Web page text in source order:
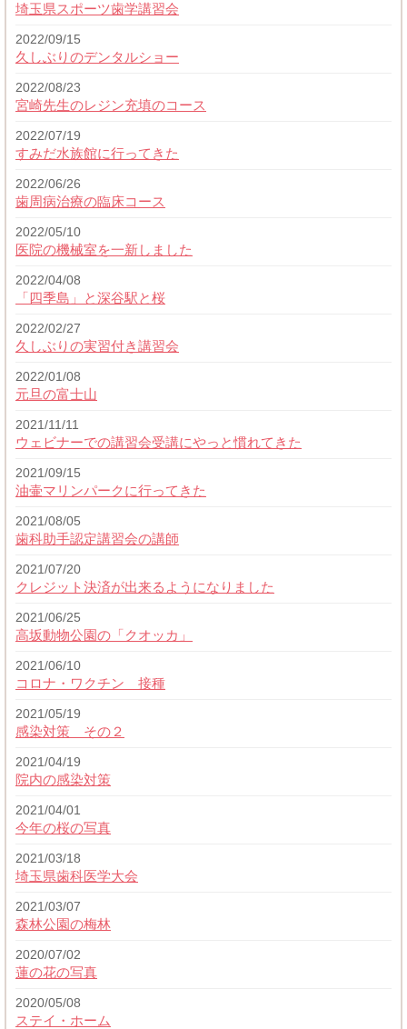
埼玉県スポーツ歯学講習会
2022/09/15
久しぶりのデンタルショー
2022/08/23
宮崎先生のレジン充填のコース
2022/07/19
すみだ水族館に行ってきた
2022/06/26
歯周病治療の臨床コース
2022/05/10
医院の機械室を一新しました
2022/04/08
「四季島」と深谷駅と桜
2022/02/27
久しぶりの実習付き講習会
2022/01/08
元旦の富士山
2021/11/11
ウェビナーでの講習会受講にやっと慣れてきた
2021/09/15
油壷マリンパークに行ってきた
2021/08/05
歯科助手認定講習会の講師
2021/07/20
クレジット決済が出来るようになりました
2021/06/25
高坂動物公園の「クオッカ」
2021/06/10
コロナ・ワクチン 接種
2021/05/19
感染対策 その２
2021/04/19
院内の感染対策
2021/04/01
今年の桜の写真
2021/03/18
埼玉県歯科医学大会
2021/03/07
森林公園の梅林
2020/07/02
蓮の花の写真
2020/05/08
ステイ・ホーム